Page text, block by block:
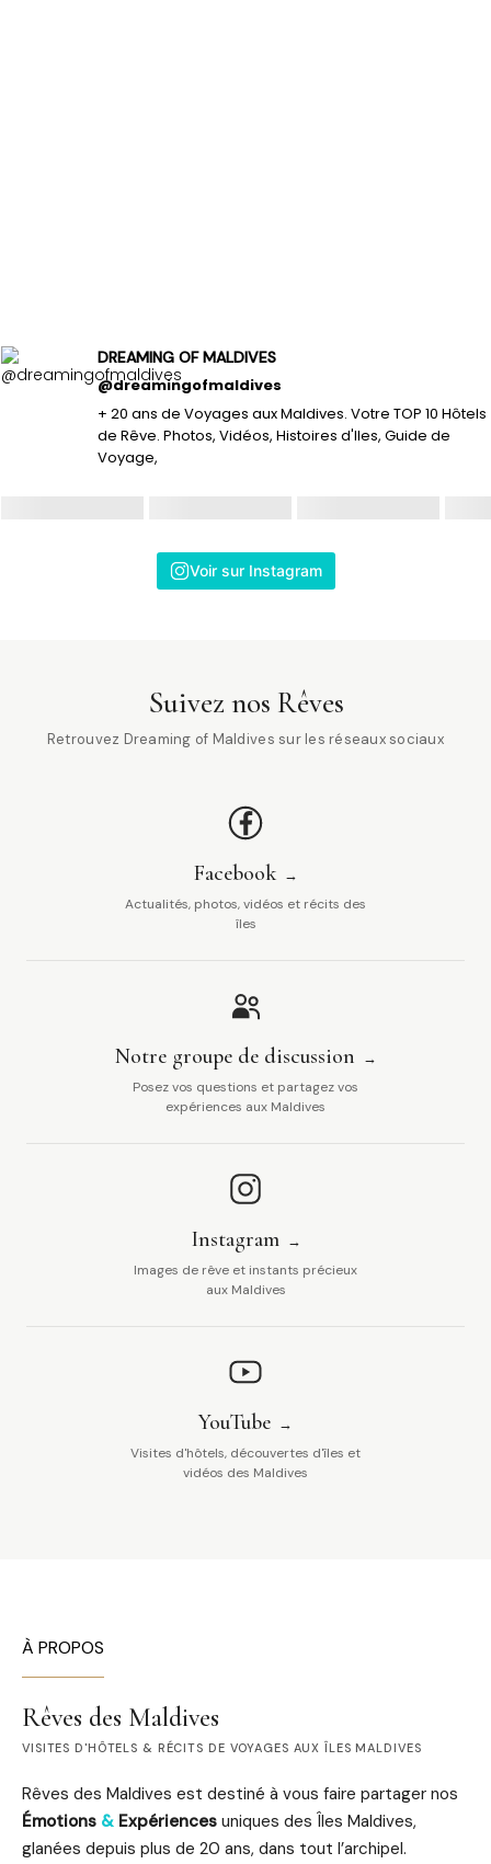
DREAMING OF MALDIVES
@dreamingofmaldives
+ 20 ans de Voyages aux Maldives. Votre TOP 10 Hôtels
de Rêve. Photos, Vidéos, Histoires d'Iles, Guide de
Voyage,
Voir sur Instagram
Suivez nos Rêves
Retrouvez Dreaming of Maldives sur les réseaux sociaux
Facebook
Actualités, photos, vidéos et récits des
îles
Notre groupe de discussion
Posez vos questions et partagez vos
expériences aux Maldives
Instagram
Images de rêve et instants précieux
aux Maldives
YouTube
Visites d'hôtels, découvertes d'îles et
vidéos des Maldives
À PROPOS
Rêves des Maldives
VISITES D'HÔTELS & RÉCITS DE VOYAGES AUX ÎLES MALDIVES
Rêves des Maldives est destiné à vous faire partager nos
Émotions & Expériences uniques des Îles Maldives,
glanées depuis plus de 20 ans, dans tout l’archipel.